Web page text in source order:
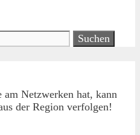
am Netzwerken hat, kann
der Region verfolgen!